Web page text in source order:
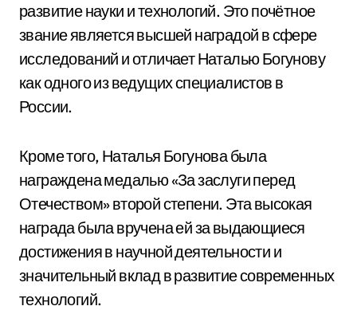
развитие науки и технологий. Это почётное
звание является высшей наградой в сфере
исследований и отличает Наталью Богунову
как одного из ведущих специалистов в
России.
Кроме того, Наталья Богунова была
награждена медалью «За заслуги перед
Отечеством» второй степени. Эта высокая
награда была вручена ей за выдающиеся
достижения в научной деятельности и
значительный вклад в развитие современных
технологий.